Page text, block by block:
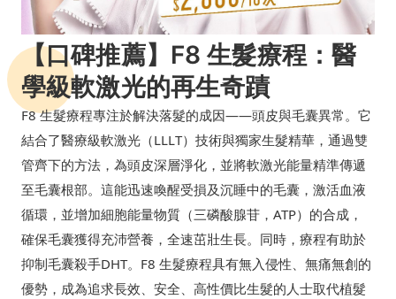
【口碑推薦】F8 生髮療程：醫
學級軟激光的再生奇蹟
F8 生髮療程專注於解決落髮的成因——頭皮與毛囊異常。它
結合了醫療級軟激光（LLLT）技術與獨家生髮精華，通過雙
管齊下的方法，為頭皮深層淨化，並將軟激光能量精準傳遞
至毛囊根部。這能迅速喚醒受損及沉睡中的毛囊，激活血液
循環，並增加細胞能量物質（三磷酸腺苷，ATP）的合成，
確保毛囊獲得充沛營養，全速茁壯生長。同時，療程有助於
抑制毛囊殺手DHT。F8 生髮療程具有無入侵性、無痛無創的
優勢，成為追求長效、安全、高性價比生髮的人士取代植髮